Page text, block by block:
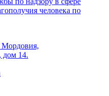
Мордовия,
дом 14.